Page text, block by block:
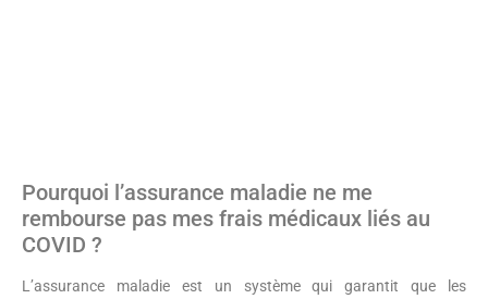
Pourquoi l’assurance maladie ne me
rembourse pas mes frais médicaux liés au
COVID ?
L’assurance maladie est un système qui garantit que les